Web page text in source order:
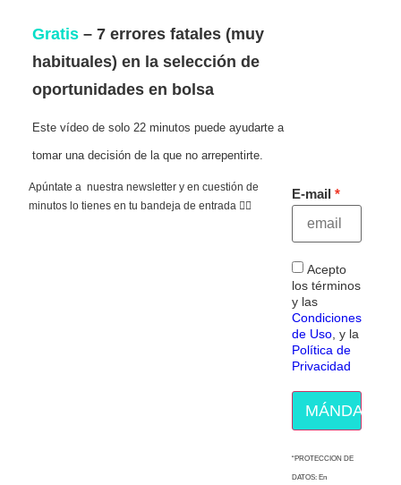
Gratis – 7 errores fatales (muy
habituales) en la selección de
oportunidades en bolsa
Este vídeo de solo 22 minutos puede ayudarte a
tomar una decisión de la que no arrepentirte.
Apúntate a nuestra newsletter y en cuestión de
minutos lo tienes en tu bandeja de entrada 👇🏻
E-mail
Acepto
los términos
y las
Condiciones
de Uso, y la
Política de
Privacidad
MÁNDAME
“PROTECCION DE
DATOS: En